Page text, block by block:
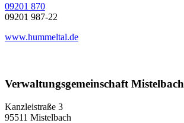
09201 870
09201 987-22
www.hummeltal.de
Verwaltungsgemeinschaft Mistelbach
Kanzleistraße 3
95511 Mistelbach